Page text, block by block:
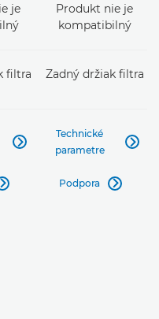
je
Produkt nie je
kompatibilný
filtra Zadný držiak filtra


Technické
parametre

Podpora 